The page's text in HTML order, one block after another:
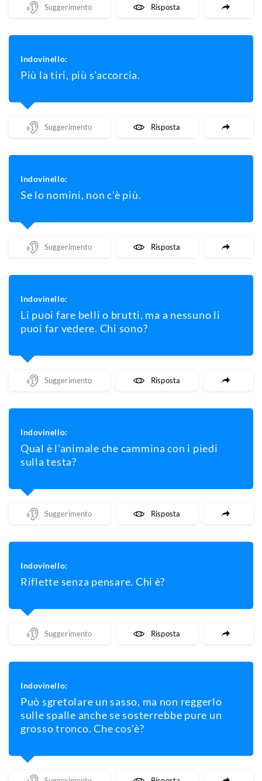
Mostra Un Suggerimento Mostra La Risposta
Indovinello:
Più la tiri, più s'accorcia.
Mostra Un Suggerimento Mostra La Risposta
Indovinello:
Se lo nomini, non c'è più.
Mostra Un Suggerimento Mostra La Risposta
Indovinello:
Li puoi fare belli o brutti, ma a nessuno li
puoi far vedere. Chi sono?
Mostra Un Suggerimento Mostra La Risposta
Indovinello:
Qual è l'animale che cammina con i piedi
sulla testa?
Mostra Un Suggerimento Mostra La Risposta
Indovinello:
Riflette senza pensare. Chi è?
Mostra Un Suggerimento Mostra La Risposta
Indovinello:
Può sgretolare un sasso, ma non reggerlo
sulle spalle anche se sosterrebbe pure un
grosso tronco. Che cos'è?